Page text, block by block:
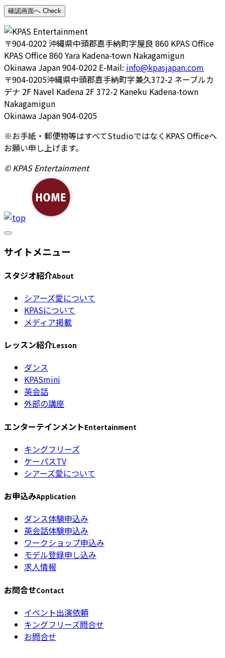
〒904-0202沖縄県中頭郡嘉手納町字屋良 860 KPAS Office
KPAS Office 860 Yara Kadena-town Nakagamigun
Okinawa Japan 904-0202 E-Mail: info@kpasjapan.com
〒904-0205沖縄県中頭郡嘉手納町字兼久372-2 ネーブルカ
デナ 2F Navel Kadena 2F 372-2 Kaneku Kadena-town
Nakagamigun
Okinawa Japan 904-0205
※お手紙・郵便物等はすべてStudioではなくKPAS Officeへ
お願い申し上げます。
© KPAS Entertainment
サイトメニュー
スタジオ紹介About
シアーズ愛について
KPASについて
メディア掲載
レッスン紹介Lesson
ダンス
KPASmini
英会話
外部の講座
エンターテインメントEntertainment
キングフリーズ
ケーパスTV
シアーズ愛について
お申込みApplication
ダンス体験申込み
英会話体験申込み
ワークショップ申込み
モデル登録申し込み
求人情報
お問合せContact
イベント出演依頼
キングフリーズ問合せ
お問合せ